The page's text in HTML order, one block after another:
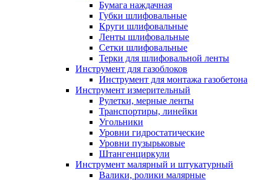
Бумага наждачная
Губки шлифовальные
Круги шлифовальные
Ленты шлифовальные
Сетки шлифовальные
Терки для шлифовальной ленты
Инструмент для газоблоков
Инструмент для монтажа газобетона
Инструмент измерительный
Рулетки, мерные ленты
Транспортиры, линейки
Угольники
Уровни гидростатические
Уровни пузырьковые
Штангенциркули
Инструмент малярный и штукатурный
Валики, ролики малярные